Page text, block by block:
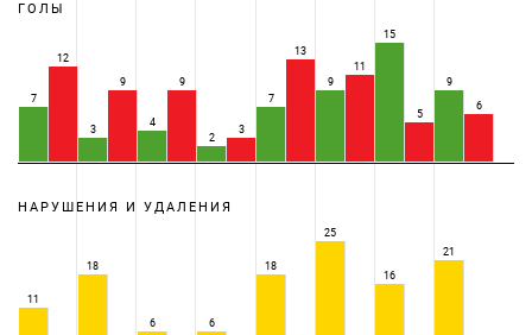
ГОЛЫ
7
12
3
9
4
9
2
3
7
13
9
11
15
5
9
6
НАРУШЕНИЯ И УДАЛЕНИЯ
11
18
6
6
18
25
16
21